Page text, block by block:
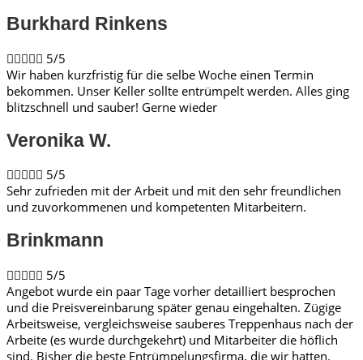
Burkhard Rinkens​
 5/5
Wir haben kurzfristig für die selbe Woche einen Termin
bekommen. Unser Keller sollte entrümpelt werden. Alles ging
blitzschnell und sauber! Gerne wieder
Veronika W.​
 5/5
Sehr zufrieden mit der Arbeit und mit den sehr freundlichen
und zuvorkommenen und kompetenten Mitarbeitern.
Brinkmann​
 5/5
Angebot wurde ein paar Tage vorher detailliert besprochen
und die Preisvereinbarung später genau eingehalten. Zügige
Arbeitsweise, vergleichsweise sauberes Treppenhaus nach der
Arbeite (es wurde durchgekehrt) und Mitarbeiter die höflich
sind. Bisher die beste Entrümpelungsfirma, die wir hatten.